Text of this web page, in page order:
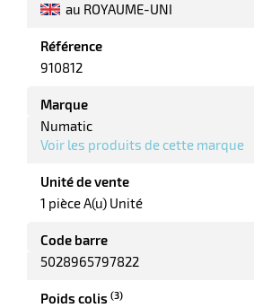
au ROYAUME-UNI
Référence
910812
Marque
Numatic
Voir les produits de cette marque
Unité de vente
1 pièce A(u) Unité
Code barre
5028965797822
Poids colis (3)